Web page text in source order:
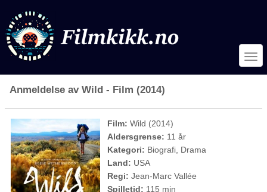
Anmeldelse av Wild - Film (2014)
Film: Wild (2014)
Aldersgrense: 11 år
Kategori: Biografi, Drama
Land: USA
Regi: Jean-Marc Vallée
Spilletid: 115 min